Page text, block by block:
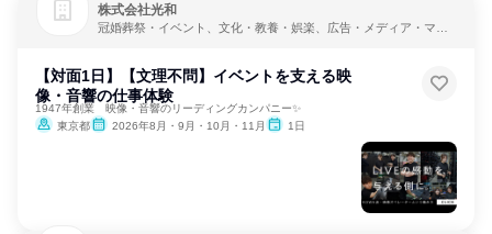
株式会社光和
冠婚葬祭・イベント、文化・教養・娯楽、広告・メディア・マス
【対面1日】【文理不問】イベントを支える映
像・音響の仕事体験
1947年創業 映像・音響のリーディングカンパニー✨
東京都
2026年8月・9月・10月・11月 1日